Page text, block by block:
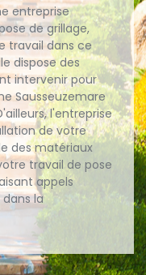
entreprise
de grillage,
travail dans ce
dispose des
intervenir pour
Sausseuzemare
l'entreprise
de votre
des matériaux
travail de pose
appels
dans la